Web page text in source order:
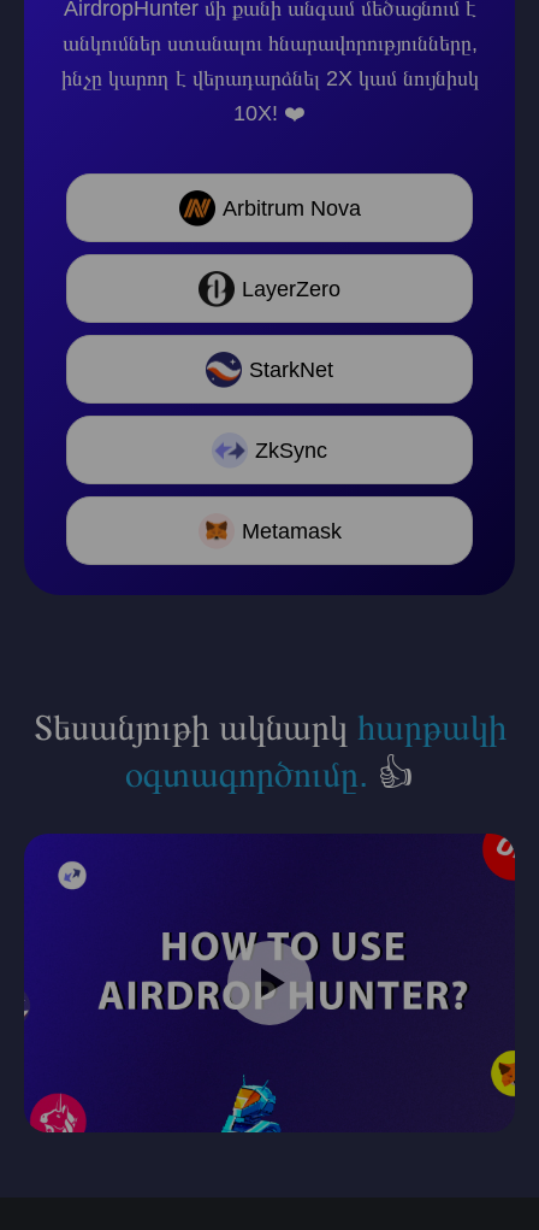
AirdropHunter մի քանի անգամ մեծացնում է
անկումներ ստանալու հնարավորությունները,
ինչը կարող է վերադարձնել 2X կամ նույնիսկ
10X! ❤️
Arbitrum Nova
LayerZero
StarkNet
ZkSync
Metamask
Տեսանյութի ակնարկ հարթակի
օգտագործումը. 👍